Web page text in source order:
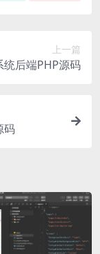
上一篇
后端PHP源码
码